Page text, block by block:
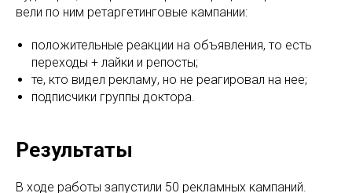
вели по ним ретаргетинговые кампании:
положительные реакции на объявления, то есть
переходы + лайки и репосты;
те, кто видел рекламу, но не реагировал на нее;
подписчики группы доктора.
Результаты
В ходе работы запустили 50 рекламных кампаний.